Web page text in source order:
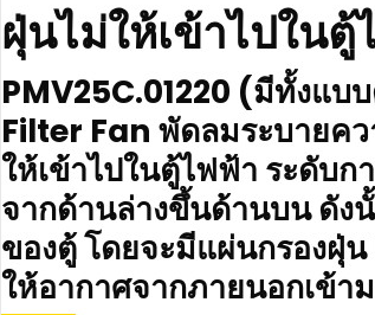
ฝุ่นไม่ให้เข้าไปใน
PMV25C.01220 (มีทั้งแบ
Filter Fan พัดลมระบายค
ให้เข้าไปในตู้ไฟฟ้า ระดับ
จากด้านล่างขึ้นด้านบน ดัง
ของตู้ โดยจะมีแผ่นกรองฝุ่น
ให้อากาศจากภายนอกเข้า